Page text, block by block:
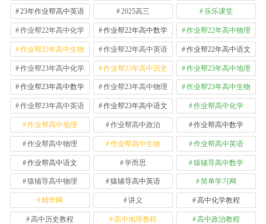
23年作业帮高中英语 2025高三 乐乐课堂
作业帮22年高中化学 作业帮22年高中数学 作业帮22年高中物理
作业帮22年高中生物 作业帮22年高中英语 作业帮22年高中语文
作业帮23年高中化学 作业帮23年高中历史 作业帮23年高中地理
作业帮23年高中数学 作业帮23年高中物理 作业帮23年高中生物
作业帮23年高中英语 作业帮23年高中语文 作业帮高中化学
作业帮高中地理 作业帮高中政治 作业帮高中数学
作业帮高中物理 作业帮高中生物 作业帮高中英语
作业帮高中语文 学而思 猿辅导高中数学
猿辅导高中物理 猿辅导高中英语 简单学习网
精华网 讲义 高中化学教程
高中历史教程 高中地理教程 高中政治教程